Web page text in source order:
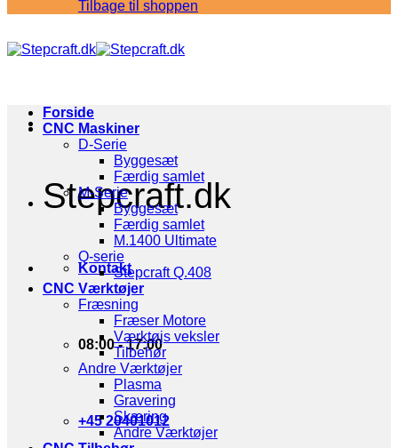
Tilbage til shoppen
Stepcraft.dk
Kontakt
08:00 - 17:00
+45 20401012
Forside
CNC Maskiner
D-Serie
Byggesæt
Færdig samlet
M-Serie
Byggesæt
Færdig samlet
M.1400 Ultimate
Q-serie
Stepcraft Q.408
CNC Værktøjer
Fræsning
Fræser Motore
Værktøjs veksler
Tilbehør
Andre Værktøjer
Plasma
Gravering
Skæring
Andre Værktøjer